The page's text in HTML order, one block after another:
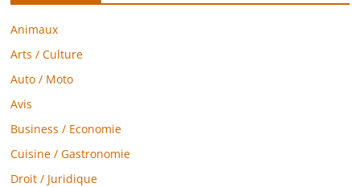
Animaux
Arts / Culture
Auto / Moto
Avis
Business / Economie
Cuisine / Gastronomie
Droit / Juridique